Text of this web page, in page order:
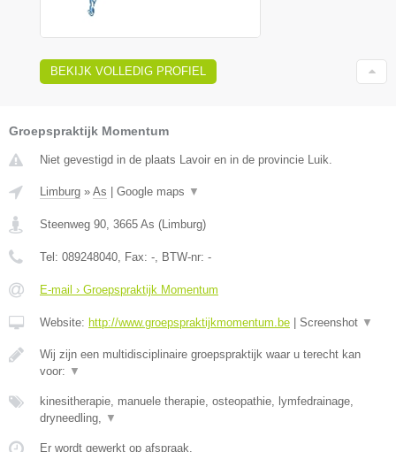
BEKIJK VOLLEDIG PROFIEL
Groepspraktijk Momentum
Niet gevestigd in de plaats Lavoir en in de provincie Luik.
Limburg » As | Google maps ▼
Steenweg 90 3665 As (Limburg)
Tel: 089248040 , Fax: - , BTW-nr: -
E-mail › Groepspraktijk Momentum
Website: http://www.groepspraktijkmomentum.be | Screenshot ▼
Wij zijn een multidisciplinaire groepspraktijk waar u terecht kan
voor: ▼
kinesitherapie, manuele therapie, osteopathie, lymfedrainage,
dryneedling,
▼
Er wordt gewerkt op afspraak.